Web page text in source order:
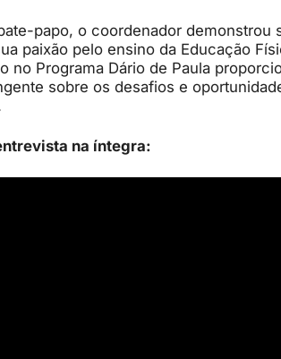
papo, o coordenador demonstrou
paixão pelo ensino da Educação
no Programa Dário de Paula
sobre os desafios e
na íntegra: